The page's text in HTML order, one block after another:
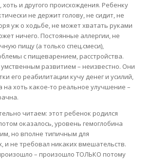
хоть и другого происхождения. Ребенку
не держит голову, не сидит, не
уж о ходьбе, не может хватать руками
ничего. Постоянные аллергии, не
пищу (а только спец.смеси),
с пищеварением, расстройства.
умственным развитием – неизвестно. Они
его реабилитации кучу денег и усилий,
на хоть какое-то реальное улучшение –
читаем: этот ребенок родился
оказалось, уровень гемоглобина
но вполне типичным для
и не требовал никаких вмешательств.
– произошло ТОЛЬКО потому